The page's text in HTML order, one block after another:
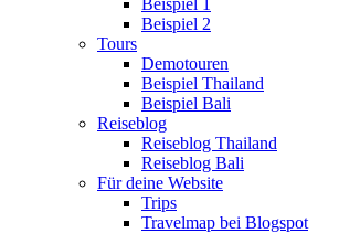
Beispiel 1
Beispiel 2
Tours
Demotouren
Beispiel Thailand
Beispiel Bali
Reiseblog
Reiseblog Thailand
Reiseblog Bali
Für deine Website
Trips
Travelmap bei Blogspot